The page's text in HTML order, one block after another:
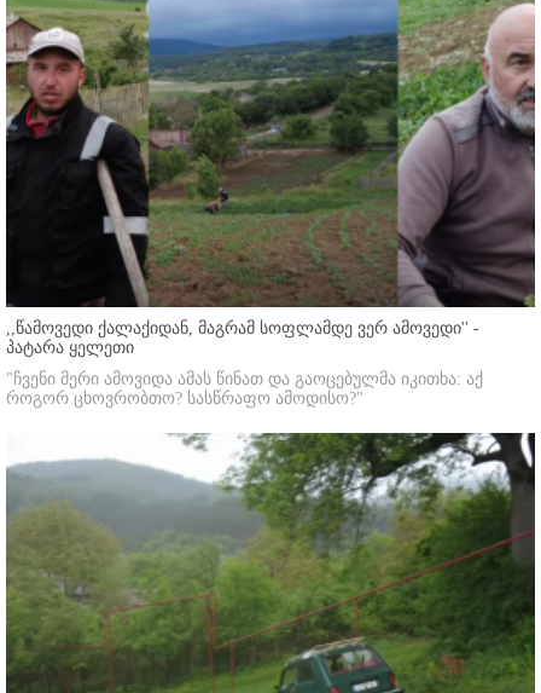
,,წამოვედი ქალაქიდან, მაგრამ სოფლამდე ვერ ამოვედი'' -
პატარა ყელეთი
"ჩვენი მერი ამოვიდა ამას წინათ და გაოცებულმა იკითხა: აქ
როგორ ცხოვრობთო? სასწრაფო ამოდისო?"